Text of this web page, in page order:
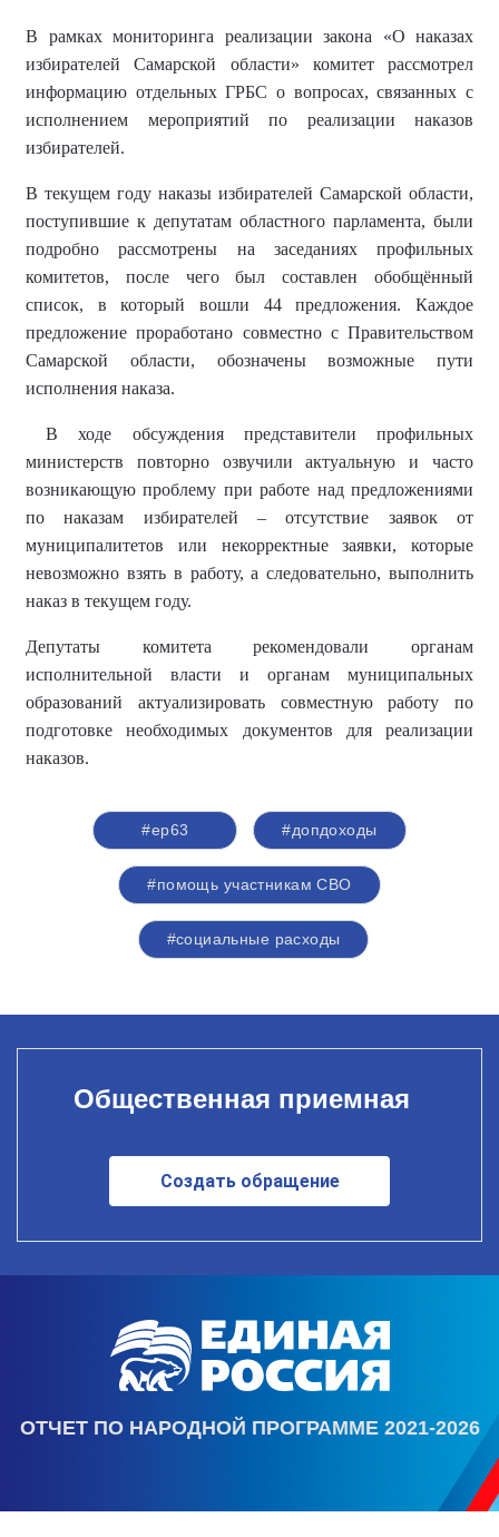
В рамках мониторинга реализации закона «О наказах
избирателей Самарской области» комитет рассмотрел
информацию отдельных ГРБС о вопросах, связанных с
исполнением мероприятий по реализации наказов
избирателей.
В текущем году наказы избирателей Самарской области,
поступившие к депутатам областного парламента, были
подробно рассмотрены на заседаниях профильных
комитетов, после чего был составлен обобщённый
список, в который вошли 44 предложения. Каждое
предложение проработано совместно с Правительством
Самарской области, обозначены возможные пути
исполнения наказа.
В ходе обсуждения представители профильных
министерств повторно озвучили актуальную и часто
возникающую проблему при работе над предложениями
по наказам избирателей – отсутствие заявок от
муниципалитетов или некорректные заявки, которые
невозможно взять в работу, а следовательно, выполнить
наказ в текущем году.
Депутаты комитета рекомендовали органам
исполнительной власти и органам муниципальных
образований актуализировать совместную работу по
подготовке необходимых документов для реализации
наказов.
#ер63 #допдоходы
#помощь участникам СВО
#социальные расходы
Общественная приемная
Создать обращение
ОТЧЕТ ПО НАРОДНОЙ ПРОГРАММЕ 2021-2026